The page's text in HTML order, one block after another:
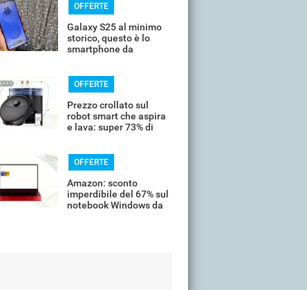
OFFERTE
Galaxy S25 al minimo
storico, questo è lo
smartphone da
OFFERTE
Prezzo crollato sul
robot smart che aspira
e lava: super 73% di
OFFERTE
Amazon: sconto
imperdibile del 67% sul
notebook Windows da